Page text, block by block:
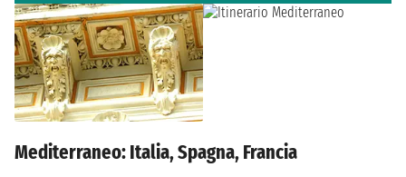
Mediterraneo: Italia, Spagna, Francia